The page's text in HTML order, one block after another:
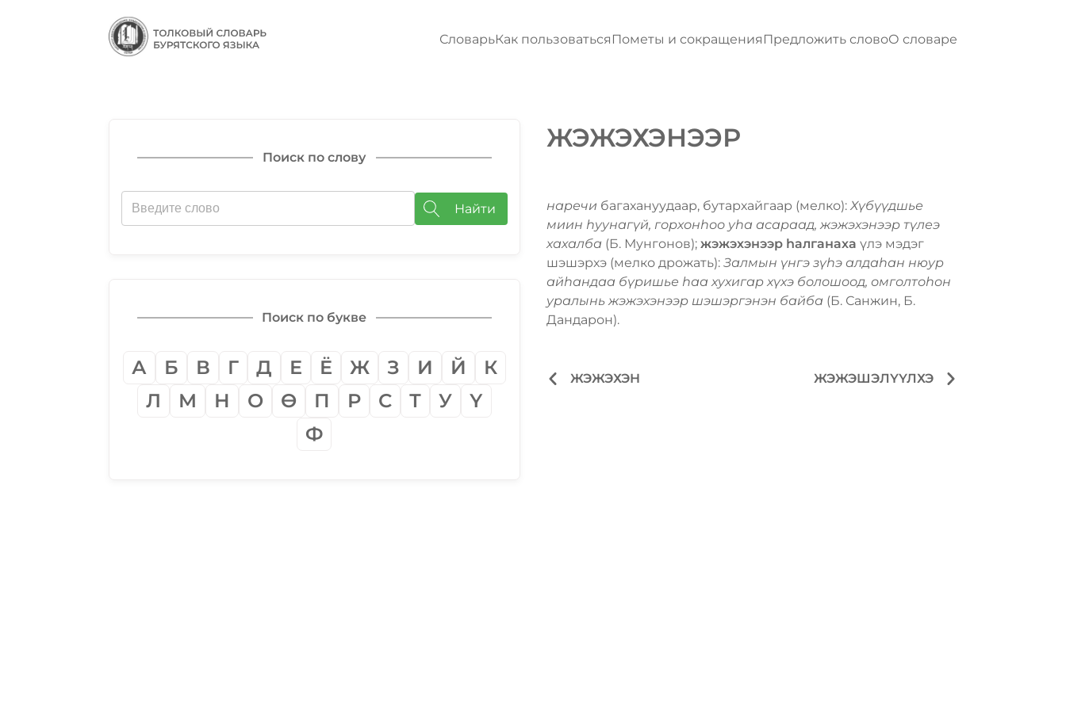
СловарьКак пользоваться Пометы и сокращения Предложить словоО словаре
Поиск по слову
Найти
Поиск по букве
А Б В Г Д Е Ё Ж З И Й
К
Л
М Н О Ѳ П Р С Т У
Ү
Ф
ЖЭЖЭХЭНЭЭР
наречи багахануудаар, бутархайгаар (мелко): Хүбүүдшье
миин һуунагүй, горхонһоо уһа асараад, жэжэхэнээр түлеэ
хахалба (Б. Мунгонов); жэжэхэнээр һалганаха үлэ мэдэг
шэшэрхэ (мелко дрожать): Залмын үнгэ зүһэ алдаһан нюур
айһандаа бүришье һаа хухигар хүхэ болошоод, омголтоһон
уралынь жэжэхэнээр шэшэргэнэн байба (Б. Санжин, Б.
Дандарон).
ЖЭЖЭХЭН ЖЭЖЭШЭЛҮҮЛХЭ